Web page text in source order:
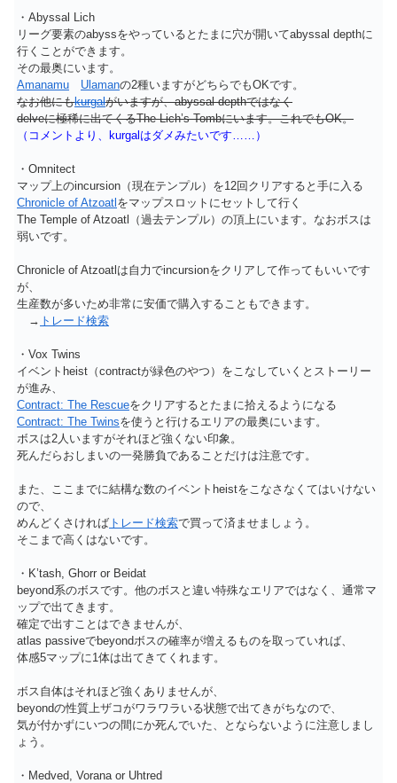
・Abyssal Lich
リーグ要素のabyssをやっているとたまに穴が開いてabyssal depthに
行くことができます。
その最奥にいます。
Amanamu
Ulamanの2種いますがどちらでもOKです。
なお他にもkurgalがいますが、abyssal depthではなく
delveに極稀に出てくるThe Lich’s Tombにいます。これでもOK。
（コメントより、kurgalはダメみたいです……）
・Omnitect
マップ上のincursion（現在テンプル）を12回クリアすると手に入る
Chronicle of Atzoatl をマップスロットにセットして行く
The Temple of Atzoatl（過去テンプル）の頂上にいます。なおボスは
弱いです。
Chronicle of Atzoatlは自力でincursionをクリアして作ってもいいです
が、
生産数が多いため非常に安価で購入することもできます。
→ トレード検索
・Vox Twins
イベントheist（contractが緑色のやつ）をこなしていくとストーリー
が進み、
Contract: The Rescueをクリアするとたまに拾えるようになる
Contract: The Twinsを使うと行けるエリアの最奥にいます。
ボスは2人いますがそれほど強くない印象。
死んだらおしまいの一発勝負であることだけは注意です。
また、ここまでに結構な数のイベントheistをこなさなくてはいけない
ので、
めんどくさければ トレード検索で買って済ませましょう。
そこまで高くはないです。
・K’tash, Ghorr or Beidat
beyond系のボスです。他のボスと違い特殊なエリアではなく、通常マ
ップで出てきます。
確定で出すことはできませんが、
atlas passiveでbeyondボスの確率が増えるものを取っていれば、
体感5マップに1体は出てきてくれます。
ボス自体はそれほど強くありませんが、
beyondの性質上ザコがワラワラいる状態で出てきがちなので、
気が付かずにいつの間にか死んでいた、とならないように注意しまし
ょう。
・Medved, Vorana or Uhtred